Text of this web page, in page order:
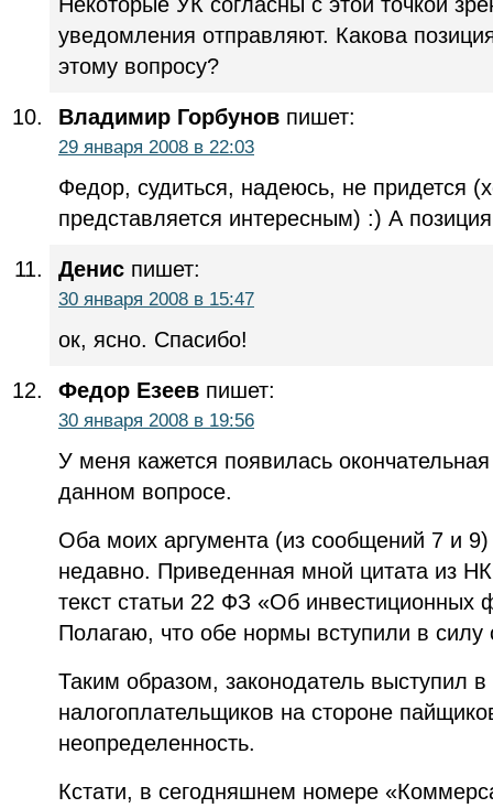
уведомления отправляют. Какова
этому вопросу?
Владимир Горбунов пишет:
29 января 2008 в 22:03
Федор, судиться, надеюсь, не придется
представляется интересным) :) А
Денис пишет:
30 января 2008 в 15:47
ок, ясно. Спасибо!
Федор Езеев пишет:
30 января 2008 в 19:56
У меня кажется появилась
данном вопросе.
Оба моих аргумента (из сообщений 7 и
недавно. Приведенная мной цитата из
текст статьи 22 ФЗ «Об
Полагаю, что обе нормы вступили в силу
Таким образом, законодатель выступил
налогоплательщиков на стороне
неопределенность.
Кстати, в сегодняшнем номере